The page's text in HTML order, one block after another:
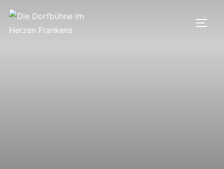
Zum
Inhalt
springen